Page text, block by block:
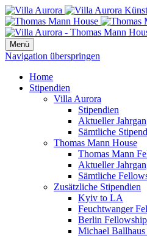
Menü
Navigation überspringen
Home
Stipendien
Villa Aurora
Stipendien
Aktueller
Sämtliche
Thomas Mann House
Thomas Mann
Aktueller
Sämtliche
Zusätzliche Stipendien
Kyiv to LA
Feuchtwanger
Berlin Fellowship
Michael